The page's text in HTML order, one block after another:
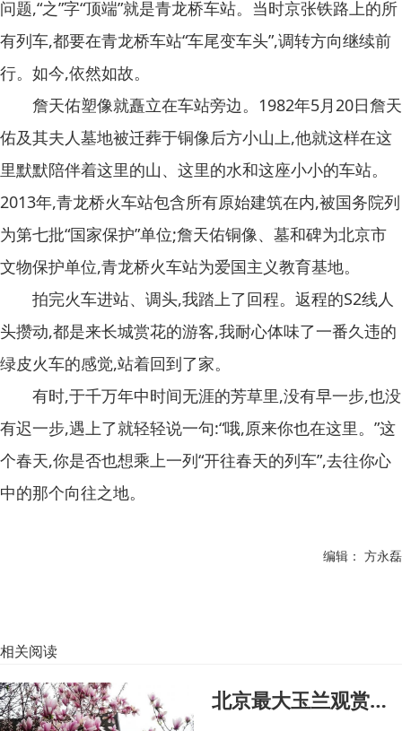
问题,“之”字“顶端”就是青龙桥车站。当时京张铁路上的所
有列车,都要在青龙桥车站“车尾变车头”,调转方向继续前
行。如今,依然如故。
詹天佑塑像就矗立在车站旁边。1982年5月20日詹天
佑及其夫人墓地被迁葬于铜像后方小山上,他就这样在这
里默默陪伴着这里的山、这里的水和这座小小的车站。
2013年,青龙桥火车站包含所有原始建筑在内,被国务院列
为第七批“国家保护”单位;詹天佑铜像、墓和碑为北京市
文物保护单位,青龙桥火车站为爱国主义教育基地。
拍完火车进站、调头,我踏上了回程。返程的S2线人
头攒动,都是来长城赏花的游客,我耐心体味了一番久违的
绿皮火车的感觉,站着回到了家。
有时,于千万年中时间无涯的芳草里,没有早一步,也没
有迟一步,遇上了就轻轻说一句:“哦,原来你也在这里。”这
个春天,你是否也想乘上一列“开往春天的列车”,去往你心
中的那个向往之地。
编辑： 方永磊
相关阅读
北京最大玉兰观赏园迎来最佳赏花期